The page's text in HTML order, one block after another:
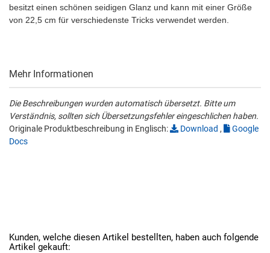
besitzt einen schönen seidigen Glanz und kann mit einer Größe
von 22,5 cm für verschiedenste Tricks verwendet werden.
Mehr Informationen
Die Beschreibungen wurden automatisch übersetzt. Bitte um
Verständnis, sollten sich Übersetzungsfehler eingeschlichen haben.
Originale Produktbeschreibung in Englisch:
Download ,
Google
Docs
Kunden, welche diesen Artikel bestellten, haben auch folgende
Artikel gekauft: